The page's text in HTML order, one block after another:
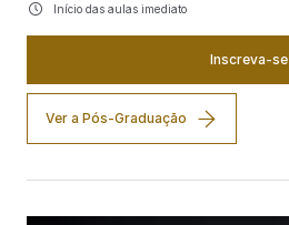
Início das aulas imediato
Inscreva-se
Ver a Pós-Graduação